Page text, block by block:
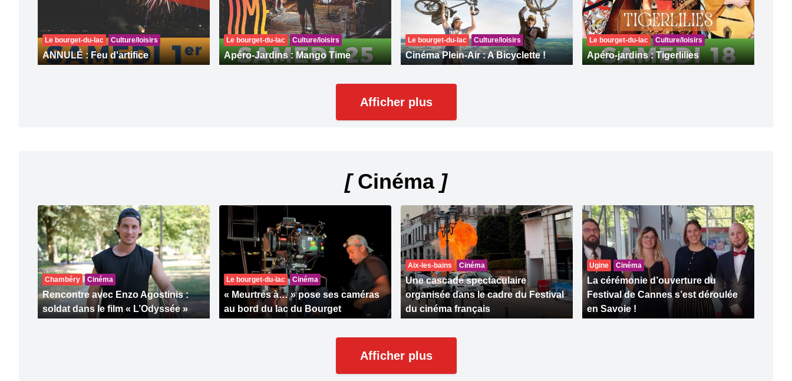
Le bourget-du-lac Culture/loisirs
ANNULÉ : Feu d'artifice
Le bourget-du-lac Culture/loisirs
Apéro-Jardins : Mango Time
Le bourget-du-lac Culture/loisirs
Cinéma Plein-Air : A Bicyclette !
Le bourget-du-lac Culture/loisirs
Apéro-jardins : Tigerlilies
Afficher plus
[Cinéma ]
Chambéry Cinéma
Rencontre avec Enzo Agostinis :
soldat dans le film « L’Odyssée »
Le bourget-du-lac Cinéma
« Meurtres à… » pose ses caméras
au bord du lac du Bourget
Aix-les-bains Cinéma
Une cascade spectaculaire
organisée dans le cadre du Festival
du cinéma français
Ugine Cinéma
La cérémonie d’ouverture du
Festival de Cannes s’est déroulée
en Savoie !
Afficher plus